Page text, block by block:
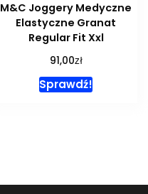
M&C Joggery Medyczne
Elastyczne Granat
Regular Fit Xxl
91,00zł
Sprawdź!